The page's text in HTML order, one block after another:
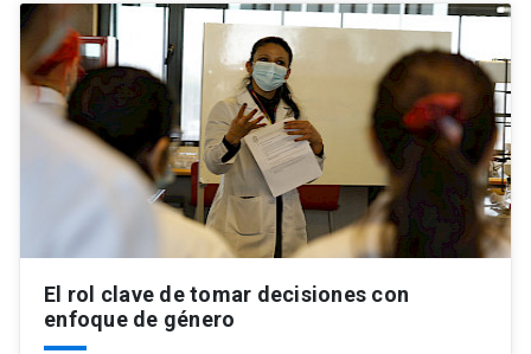
El rol clave de tomar decisiones con
enfoque de género